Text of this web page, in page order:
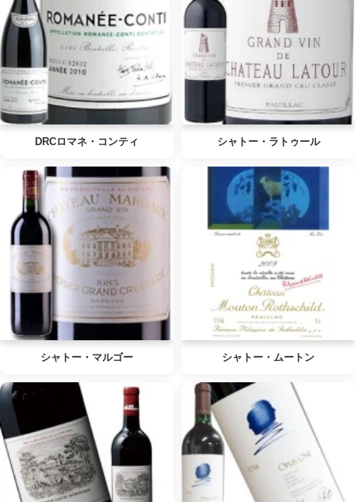
DRCロマネ・コンティ シャトー・ラトゥール
シャトー・マルゴー シャトー・ムートン